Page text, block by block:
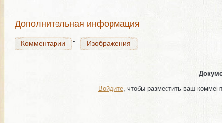
Дополнительная информация
Комментарии Изображения
Войдите , чтобы разместить ваш